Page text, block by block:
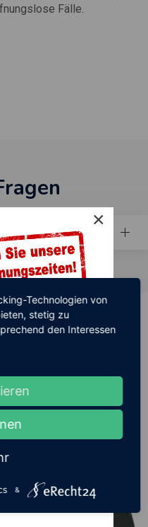
Fälle.
mir sehr am Herzen.
×
NUR
AN, UM
Technologien von
stetig zu
den Interessen
&